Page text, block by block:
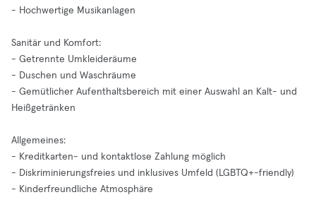
- Hochwertige Musikanlagen
Sanitär und Komfort:
- Getrennte Umkleideräume
- Duschen und Waschräume
- Gemütlicher Aufenthaltsbereich mit einer Auswahl an Kalt- und
Heißgetränken
Allgemeines:
- Kreditkarten- und kontaktlose Zahlung möglich
- Diskriminierungsfreies und inklusives Umfeld (LGBTQ+-friendly)
- Kinderfreundliche Atmosphäre